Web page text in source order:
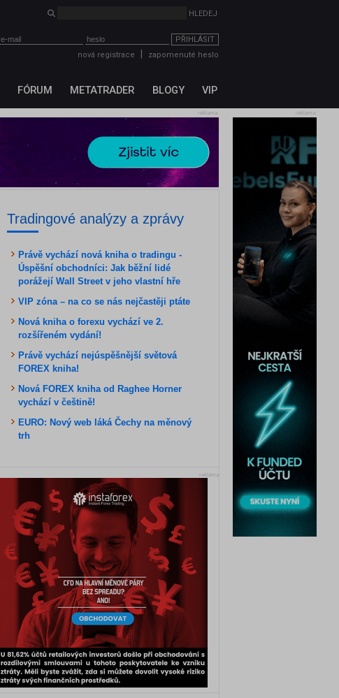
HLEDEJ
PŘIHLÁSIT
nová registrace
zapomenuté heslo
FÓRUM METATRADER BLOGY VIP
reklama
reklama
Tradingové analýzy a zprávy
Právě vychází nová kniha o tradingu -
Úspěšní obchodníci: Jak běžní lidé
porážejí Wall Street v jeho vlastní hře
VIP zóna – na co se nás nejčastěji ptáte
Nová kniha o forexu vychází ve 2.
rozšířeném vydání!
Právě vychází nejúspěšnější světová
FOREX kniha!
Nová FOREX kniha od Raghee Horner
vychází v češtině!
EURO: Nový web láká Čechy na měnový
trh
reklama